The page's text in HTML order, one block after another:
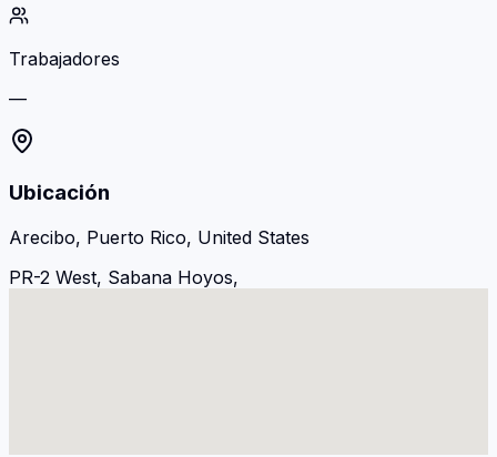
Trabajadores
—
Ubicación
Arecibo, Puerto Rico, United States
PR-2 West, Sabana Hoyos,